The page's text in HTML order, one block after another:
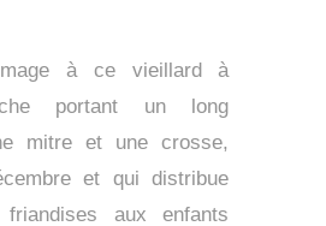
à ce vieillard à
portant un long
mitre et une crosse,
et qui distribue
aux enfants